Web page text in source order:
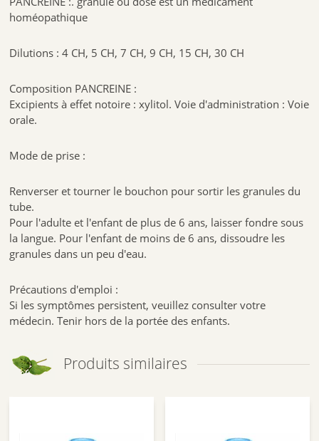
homéopathique
Dilutions : 4 CH, 5 CH, 7 CH, 9 CH, 15 CH, 30 CH
Composition PANCREINE :
Excipients à effet notoire : xylitol. Voie d'administration : Voie
orale.
Mode de prise :
Renverser et tourner le bouchon pour sortir les granules du
tube.
Pour l'adulte et l'enfant de plus de 6 ans, laisser fondre sous
la langue. Pour l'enfant de moins de 6 ans, dissoudre les
granules dans un peu d'eau.
Précautions d'emploi :
Si les symptômes persistent, veuillez consulter votre
médecin. Tenir hors de la portée des enfants.
Produits similaires